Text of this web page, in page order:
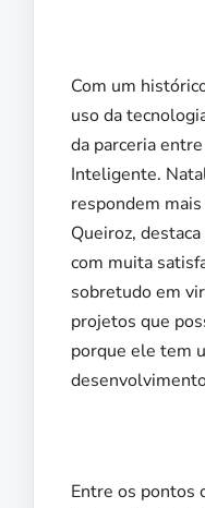
Com um
uso da
da parceria
Inteligente.
respondem
Queiroz,
com muita
sobretudo em
projetos que
porque ele tem
Entre os pontos